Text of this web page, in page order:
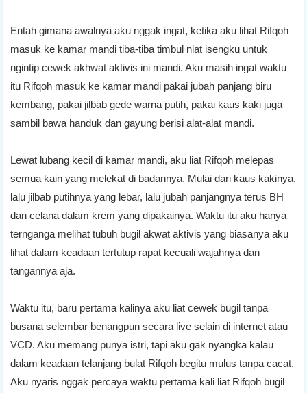
Entah gimana awalnya aku nggak ingat, ketika aku lihat Rifqoh
masuk ke kamar mandi tiba-tiba timbul niat isengku untuk
ngintip cewek akhwat aktivis ini mandi. Aku masih ingat waktu
itu Rifqoh masuk ke kamar mandi pakai jubah panjang biru
kembang, pakai jilbab gede warna putih, pakai kaus kaki juga
sambil bawa handuk dan gayung berisi alat-alat mandi.
Lewat lubang kecil di kamar mandi, aku liat Rifqoh melepas
semua kain yang melekat di badannya. Mulai dari kaus kakinya,
lalu jilbab putihnya yang lebar, lalu jubah panjangnya terus BH
dan celana dalam krem yang dipakainya. Waktu itu aku hanya
ternganga melihat tubuh bugil akwat aktivis yang biasanya aku
lihat dalam keadaan tertutup rapat kecuali wajahnya dan
tangannya aja.
Waktu itu, baru pertama kalinya aku liat cewek bugil tanpa
busana selembar benangpun secara live selain di internet atau
VCD. Aku memang punya istri, tapi aku gak nyangka kalau
dalam keadaan telanjang bulat Rifqoh begitu mulus tanpa cacat.
Aku nyaris nggak percaya waktu pertama kali liat Rifqoh bugil